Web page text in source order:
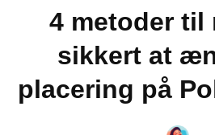
4 metoder til
sikkert at
placering på